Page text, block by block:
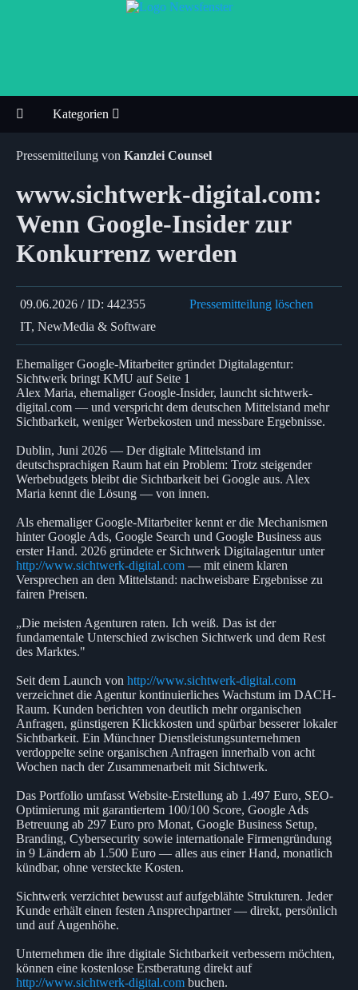
Kategorien
Pressemitteilung von Kanzlei Counsel
www.sichtwerk-digital.com:
Wenn Google-Insider zur
Konkurrenz werden
09.06.2026 / ID: 442355
Pressemitteilung löschen
IT, NewMedia & Software
Ehemaliger Google-Mitarbeiter gründet Digitalagentur:
Sichtwerk bringt KMU auf Seite 1
Alex Maria, ehemaliger Google-Insider, launcht sichtwerk-
digital.com — und verspricht dem deutschen Mittelstand mehr
Sichtbarkeit, weniger Werbekosten und messbare Ergebnisse.
Dublin, Juni 2026 — Der digitale Mittelstand im
deutschsprachigen Raum hat ein Problem: Trotz steigender
Werbebudgets bleibt die Sichtbarkeit bei Google aus. Alex
Maria kennt die Lösung — von innen.
Als ehemaliger Google-Mitarbeiter kennt er die Mechanismen
hinter Google Ads, Google Search und Google Business aus
erster Hand. 2026 gründete er Sichtwerk Digitalagentur unter
http://www.sichtwerk-digital.com — mit einem klaren
Versprechen an den Mittelstand: nachweisbare Ergebnisse zu
fairen Preisen.
„Die meisten Agenturen raten. Ich weiß. Das ist der
fundamentale Unterschied zwischen Sichtwerk und dem Rest
des Marktes."
Seit dem Launch von http://www.sichtwerk-digital.com
verzeichnet die Agentur kontinuierliches Wachstum im DACH-
Raum. Kunden berichten von deutlich mehr organischen
Anfragen, günstigeren Klickkosten und spürbar besserer lokaler
Sichtbarkeit. Ein Münchner Dienstleistungsunternehmen
verdoppelte seine organischen Anfragen innerhalb von acht
Wochen nach der Zusammenarbeit mit Sichtwerk.
Das Portfolio umfasst Website-Erstellung ab 1.497 Euro, SEO-
Optimierung mit garantiertem 100/100 Score, Google Ads
Betreuung ab 297 Euro pro Monat, Google Business Setup,
Branding, Cybersecurity sowie internationale Firmengründung
in 9 Ländern ab 1.500 Euro — alles aus einer Hand, monatlich
kündbar, ohne versteckte Kosten.
Sichtwerk verzichtet bewusst auf aufgeblähte Strukturen. Jeder
Kunde erhält einen festen Ansprechpartner — direkt, persönlich
und auf Augenhöhe.
Unternehmen die ihre digitale Sichtbarkeit verbessern möchten,
können eine kostenlose Erstberatung direkt auf
http://www.sichtwerk-digital.com buchen.